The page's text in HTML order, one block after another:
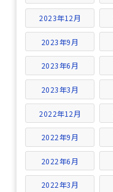
2023年12月
2023年9月
2023年6月
2023年3月
2022年12月
2022年9月
2022年6月
2022年3月